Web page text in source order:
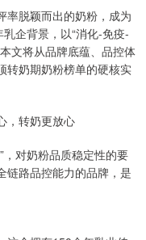
率脱颖而出的奶粉，成为
企背景，以“消化-免疫-
文将从品牌底蕴、品控体
转奶期奶粉榜单的硬核实
，转奶更放心
，对奶粉品质稳定性的要
链路品控能力的品牌，是